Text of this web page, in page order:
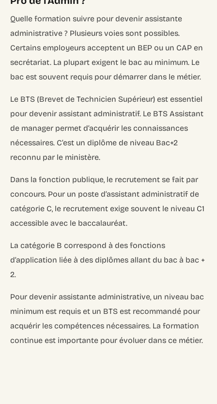
Quelle formation suivre pour devenir assistante
administrative ? Plusieurs voies sont possibles.
Certains employeurs acceptent un BEP ou un CAP en
secrétariat. La plupart exigent le bac au minimum. Le
bac est souvent requis pour démarrer dans le métier.
Le BTS (Brevet de Technicien Supérieur) est essentiel
pour devenir assistant administratif. Le BTS Assistant
de manager permet d’acquérir les connaissances
nécessaires. C’est un diplôme de niveau Bac+2
reconnu par le ministère.
Dans la fonction publique, le recrutement se fait par
concours. Pour un poste d’assistant administratif de
catégorie C, le recrutement exige souvent le niveau C1
accessible avec le baccalauréat.
La catégorie B correspond à des fonctions
d’application liée à des diplômes allant du bac à bac +
2.
Pour devenir assistante administrative, un niveau bac
minimum est requis et un BTS est recommandé pour
acquérir les compétences nécessaires. La formation
continue est importante pour évoluer dans ce métier.